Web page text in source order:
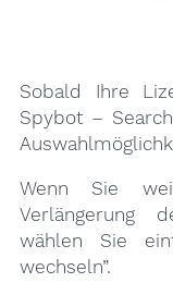
Sobald Ihre
Spybot –
Wenn Sie
Verlängerung
wählen Sie
wechseln”.